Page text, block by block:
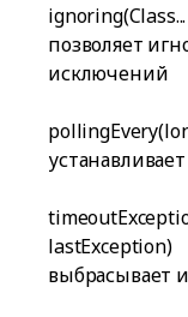
ignoring(Class
позволяет
исключений
lastException)
выбрасывает